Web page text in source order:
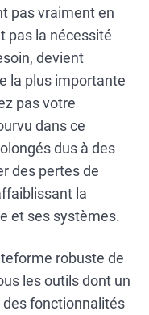
pas vraiment en
pas la nécessité
devient
la plus importante
pas votre
dans ce
dus à des
des pertes de
la
et ses systèmes.
robuste de
les outils dont un
des fonctionnalités